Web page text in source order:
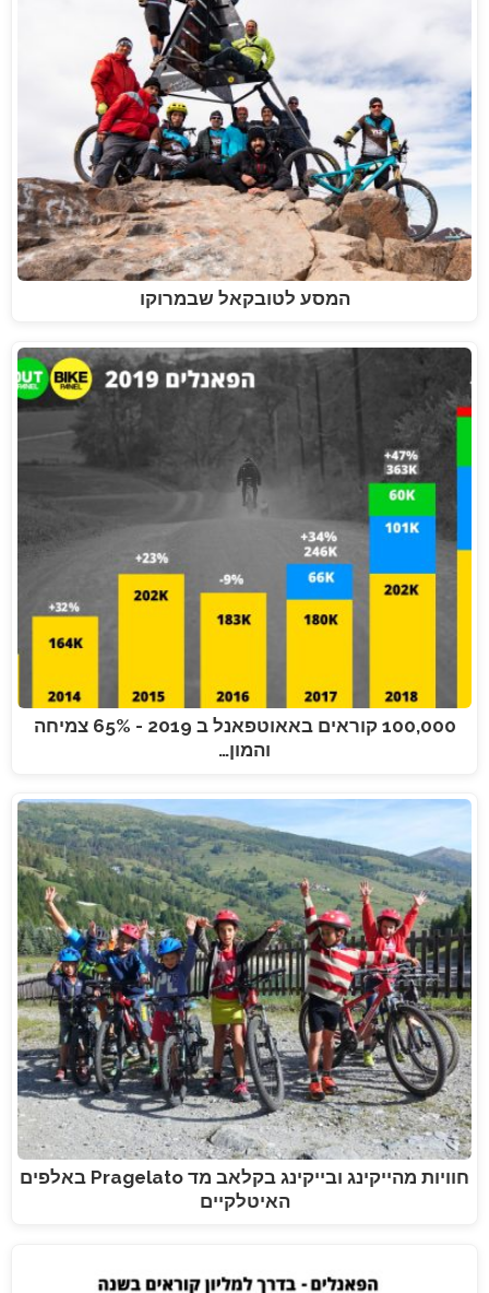
המסע לטובקאל שבמרוקו
100,000 קוראים באאוטפאנל ב 2019 - 65% צמיחה
והמון…
חוויות מהייקינג ובייקינג בקלאב מד Pragelato באלפים
האיטלקיים